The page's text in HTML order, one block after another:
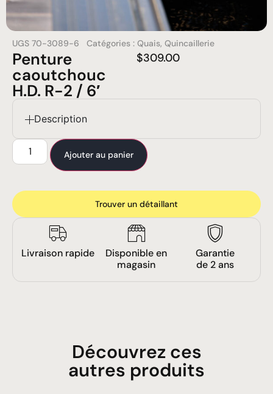
UGS 70-3089-6 Catégories : Quais, Quincaillerie
Penture
caoutchouc
H.D. R-2 / 6′
$309.00
Description
Ajouter au panier
Trouver un détaillant
Livraison rapide
Disponible en
magasin
Garantie
de 2 ans
Découvrez ces
autres produits